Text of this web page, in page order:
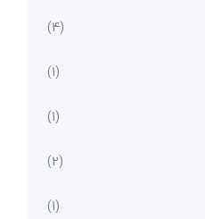
(4)
(1)
(1)
(2)
(1)